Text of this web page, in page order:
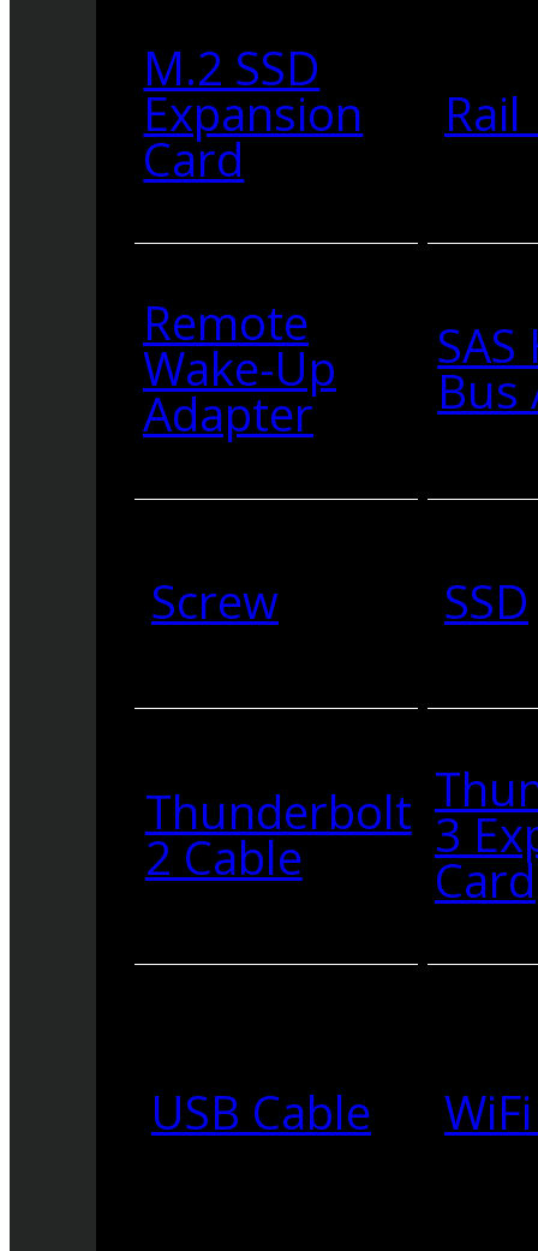
M.2 SSD
Expansion
Card
Remote
Wake-Up
Adapter Bus
Screw SSD
Thunderbolt
2 Cable 3
Card
USB Cable